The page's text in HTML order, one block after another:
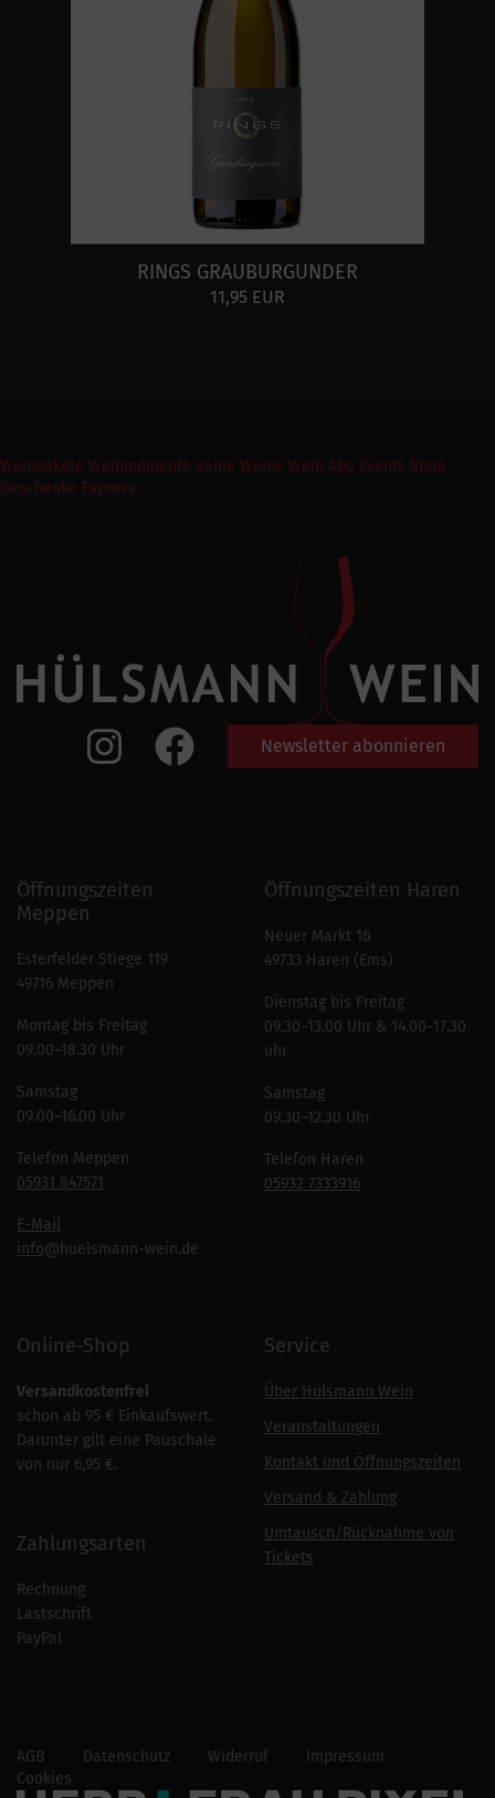
RINGS GRAUBURGUNDER
11,95 EUR
Weinpakete Weinmomente Keine Weine Wein Abo Events Shop
Geschenke Express
Newsletter abonnieren
Öffnungszeiten
Meppen
Esterfelder Stiege 119
49716 Meppen
Montag bis Freitag
09.00–18.30 Uhr
Samstag
09.00–16.00 Uhr
Telefon Meppen
05931 847571
E-Mail
info@huelsmann-wein.de
Öffnungszeiten Haren
Neuer Markt 16
49733 Haren (Ems)
Dienstag bis Freitag
09.30–13.00 Uhr & 14.00–17.30
uhr
Samstag
09.30–12.30 Uhr
Telefon Haren
05932 7333916
Online-Shop
Versandkostenfrei
schon ab 95 € Einkaufswert.
Darunter gilt eine Pauschale
von nur 6,95 €.
Zahlungsarten
Rechnung
Lastschrift
PayPal
Service
Über Hülsmann Wein
Veranstaltungen
Kontakt und Öffnungszeiten
Versand & Zahlung
Umtausch/Rücknahme von
Tickets
AGB Datenschutz Widerruf
Impressum
Cookies